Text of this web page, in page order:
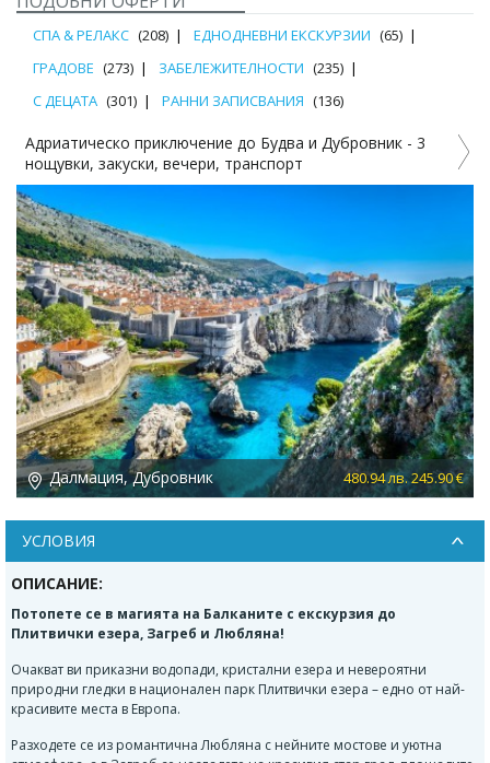
СПА & РЕЛАКС (208) ЕДНОДНЕВНИ ЕКСКУРЗИИ (65)
ГРАДОВЕ (273) ЗАБЕЛЕЖИТЕЛНОСТИ (235)
С ДЕЦАТА (301) РАННИ ЗАПИСВАНИЯ (136)
Адриатическо приключение до Будва и Дубровник - 3
нощувки, закуски, вечери, транспорт
Далмация, Дубровник 480.94 лв. 245.90 €
УСЛОВИЯ
ОПИСАНИЕ:
Потопете се в магията на Балканите с екскурзия до
Плитвички езера, Загреб и Любляна!
Очакват ви приказни водопади, кристални езера и невероятни
природни гледки в национален парк Плитвички езера – едно от най-
красивите места в Европа.
Разходете се из романтична Любляна с нейните мостове и уютна